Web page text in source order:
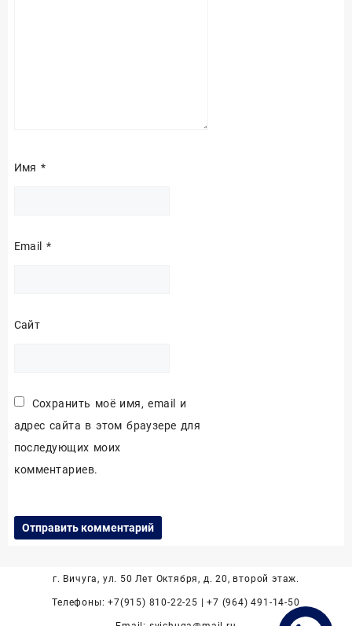
Имя*
Email *
Сайт
Сохранить моё имя, email и
адрес сайта в этом браузере для
последующих моих
комментариев.
г. Вичуга, ул. 50 Лет Октября, д. 20, второй этаж.
Телефоны: +7(915) 810-22-25 | +7 (964) 491-14-50